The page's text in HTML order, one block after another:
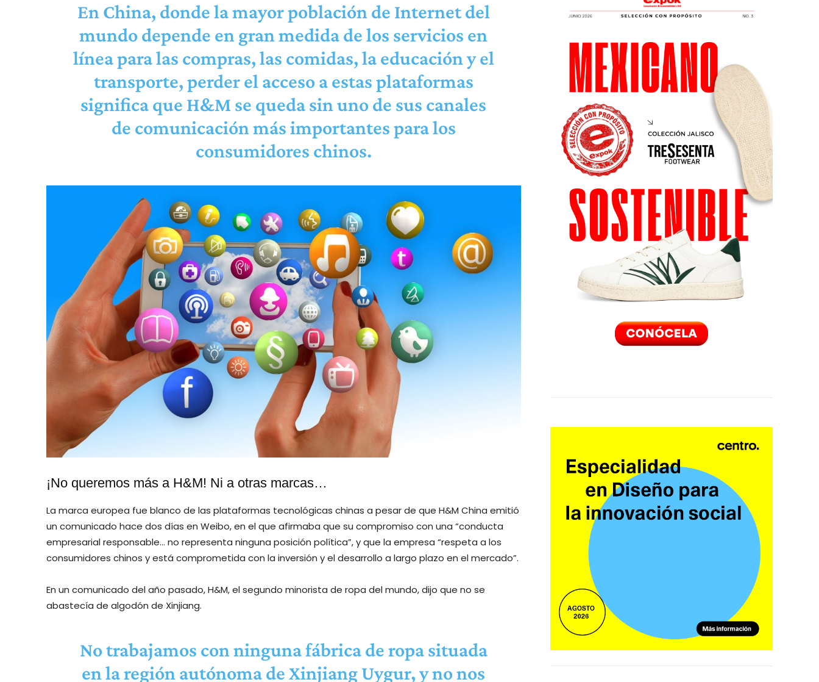
En China, donde la mayor población de Internet del
mundo depende en gran medida de los servicios en
línea para las compras, las comidas, la educación y el
transporte, perder el acceso a estas plataformas
significa que H&M se queda sin uno de sus canales
de comunicación más importantes para los
consumidores chinos.
¡No queremos más a H&M! Ni a otras marcas…
La marca europea fue blanco de las plataformas tecnológicas chinas a pesar de que H&M China emitió
un comunicado hace dos días en Weibo, en el que afirmaba que su compromiso con una “conducta
empresarial responsable… no representa ninguna posición política”, y que la empresa “respeta a los
consumidores chinos y está comprometida con la inversión y el desarrollo a largo plazo en el mercado”.
En un comunicado del año pasado, H&M, el segundo minorista de ropa del mundo, dijo que no se
abastecía de algodón de Xinjiang.
No trabajamos con ninguna fábrica de ropa situada
en la región autónoma de Xinjiang Uygur, y no nos